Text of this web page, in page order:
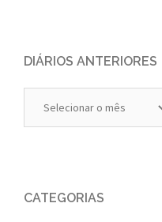
DIÁRIOS ANTERIORES
Anteriores
CATEGORIAS